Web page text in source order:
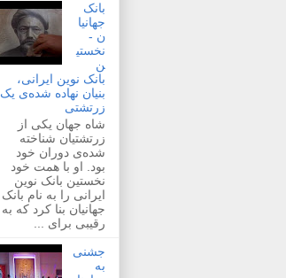
بانک
جهانیا
ن -
نخستی
ن
بانک نوین ایرانی،
بنیان نهاده شده‌ی یک
زرتشتی
شاه جهان یکی از
زرتشتیان شناخته
شده‌ی دوران خود
بود. او با همت خود
نخستین بانک نوین
ایرانی را به نام بانک
جهانیان بنا کرد که به
رقیبی برای ...
جشنی
به